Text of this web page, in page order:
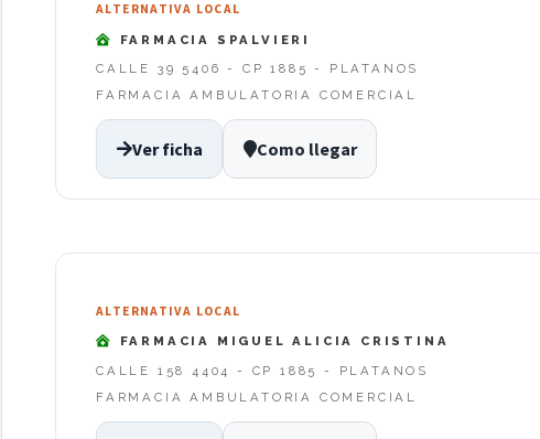
ALTERNATIVA LOCAL
FARMACIA SPALVIERI
CALLE 39 5406 - CP 1885 - PLATANOS
FARMACIA AMBULATORIA COMERCIAL
Ver ficha Como llegar
ALTERNATIVA LOCAL
FARMACIA MIGUEL ALICIA CRISTINA
CALLE 158 4404 - CP 1885 - PLATANOS
FARMACIA AMBULATORIA COMERCIAL